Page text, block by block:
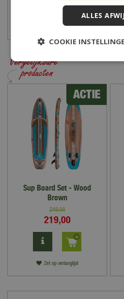
tussen Hoorn, Schagen en Alkmaar.
Bekijk hier onze openingstijden
Sup Board Set - Wood
Brown
249,00
219,00
Zet op verlanglijst
ALLES
COOKIE